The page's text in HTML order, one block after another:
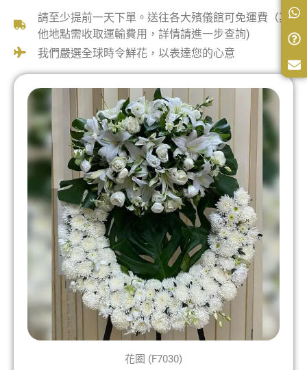
請至少提前一天下單。送往各大殯儀館可免運費（其
他地點需收取運輸費用，詳情請進一步查詢)
我們嚴選全球時令鮮花，以表達您的心意
花圈 (F7030)